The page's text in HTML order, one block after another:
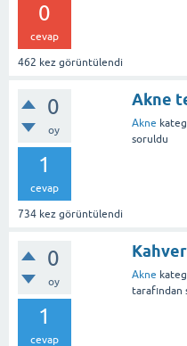
0
cevap
462 kez görüntülendi
0
oy
1
cevap
734 kez görüntülendi
Akne
Akne
soruldu
0
oy
1
cevap
Akne
tarafından